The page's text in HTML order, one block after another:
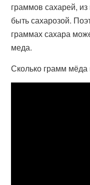
граммов сахарей,
быть сахарозой.
граммах сахара
меда.
Сколько грамм мёда